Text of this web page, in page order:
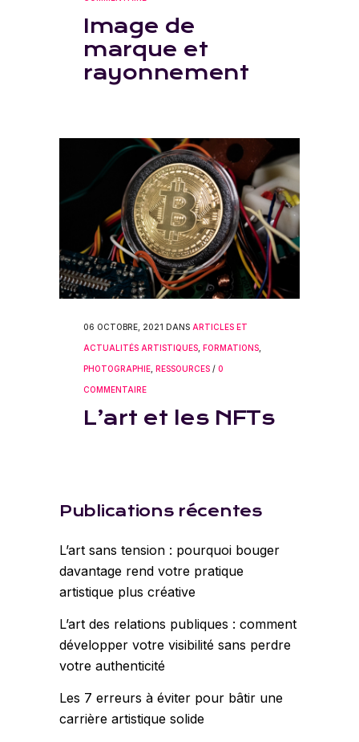
Image de
marque et
rayonnement
06 OCTOBRE, 2021 DANS ARTICLES ET
ACTUALITÉS ARTISTIQUES, FORMATIONS,
PHOTOGRAPHIE, RESSOURCES / 0
COMMENTAIRE
L’art et les NFTs
Publications récentes
L’art sans tension : pourquoi bouger
davantage rend votre pratique
artistique plus créative
L’art des relations publiques : comment
développer votre visibilité sans perdre
votre authenticité
Les 7 erreurs à éviter pour bâtir une
carrière artistique solide